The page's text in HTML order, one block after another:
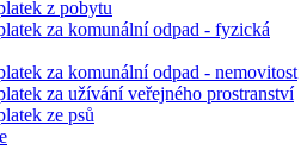
z pobytu
za komunální odpad - fyzická
za komunální odpad - nemovitost
za užívání veřejného prostranství
ze psů